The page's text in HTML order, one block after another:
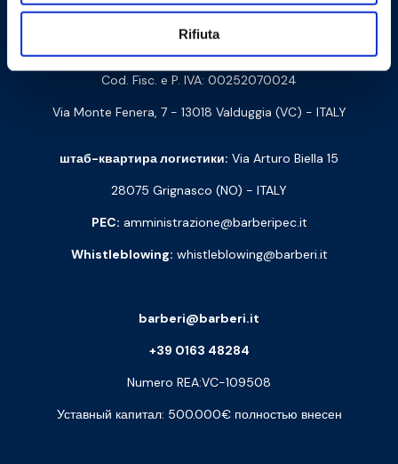
Rifiuta
Связаться с нами
Cod. Fisc. e P. IVA: 00252070024
Via Monte Fenera, 7 - 13018 Valduggia (VC) - ITALY
штаб-квартира логистики: Via Arturo Biella 15
28075 Grignasco (NO) - ITALY
PEC: amministrazione@barberipec.it
Whistleblowing: whistleblowing@barberi.it
barberi@barberi.it
+39 0163 48284
Numero REA:VC-109508
Уставный капитал: 500.000€ полностью внесен